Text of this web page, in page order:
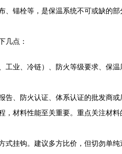
、锚栓等，是保温系统不可或缺的
几点：
工业、冷链）、防火等级要求、保
告、防火认证、体系认证的批发商
，材料性能至关重要。重点关注材
式挂钩。建议多方比价，但切勿单